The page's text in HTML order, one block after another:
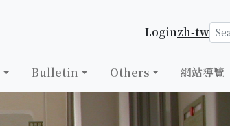
Loginzh-tw
Bulletin Others
網站導覽